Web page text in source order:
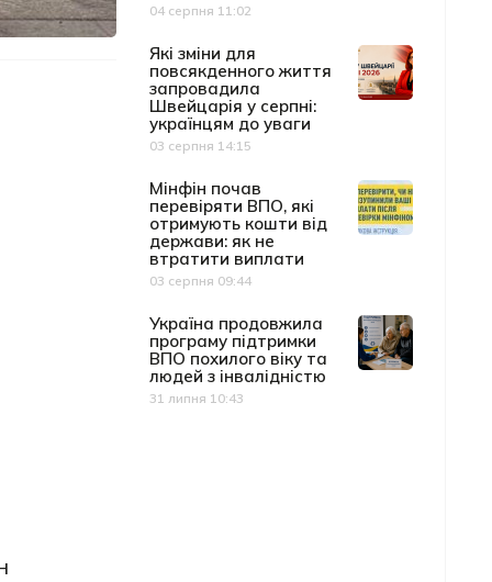
Дата публікації
04 серпня 11:02
Які зміни для
повсякденного життя
запровадила
Швейцарія у серпні:
українцям до уваги
Дата публікації
03 серпня 14:15
Мінфін почав
перевіряти ВПО, які
отримують кошти від
держави: як не
втратити виплати
Дата публікації
03 серпня 09:44
Україна продовжила
програму підтримки
ВПО похилого віку та
людей з інвалідністю
Дата публікації
31 липня 10:43